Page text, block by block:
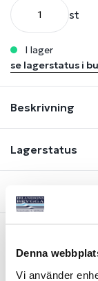
Denna
Vi använder
st
i lager
se lagerstatus i
Beskrivning
Lagerstatus